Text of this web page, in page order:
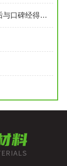
国标法兰毛坯采购必看：哪家厂家的售后与口碑经得起考验？